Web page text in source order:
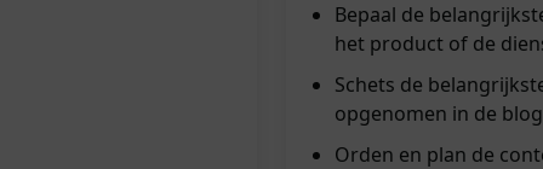
Bepaal de
het product of de
Schets de
opgenomen in de
Orden en plan de